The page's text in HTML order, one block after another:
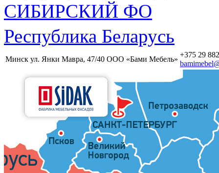
СИБИРСКИЙ ФО
Республика Беларусь
Минск ул. Янки Мавра, 47/40 ООО «Бами Мебель»
+375 29